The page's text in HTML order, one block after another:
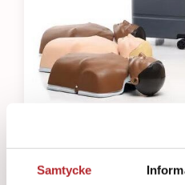
Samtycke
Little Anne Kombo 6-
18520kr